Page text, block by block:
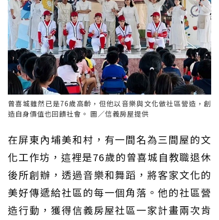
曾喜城雖然已是76歲高齡，但他以音樂與文化做社區營造，創
造自身價值也回饋社會。 圖／信義房屋提供
在屏東內埔美和村，有一間名為三間屋的文
化工作坊，這裡是76歲的曾喜城自教職退休
後所創辦，透過音樂和舞蹈，將客家文化的
美好傳遞給社區的每一個角落。他的社區營
造行動，獲得信義房屋社區一家計畫兩次肯